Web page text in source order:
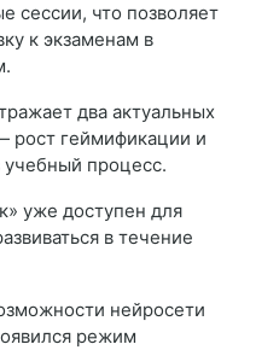
сессии, что позволяет
к экзаменам в
два актуальных
рост геймификации и
процесс.
уже доступен для
в течение
нейросети
режим